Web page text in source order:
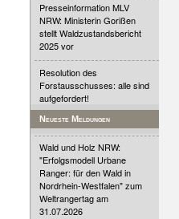
Presseinformation MLV
NRW: Ministerin Gorißen
stellt Waldzustandsbericht
2025 vor
Resolution des
Forstausschusses: alle sind
aufgefordert!
Neueste Meldungen
Wald und Holz NRW:
"Erfolgsmodell Urbane
Ranger: für den Wald in
Nordrhein-Westfalen" zum
Weltrangertag am
31.07.2026